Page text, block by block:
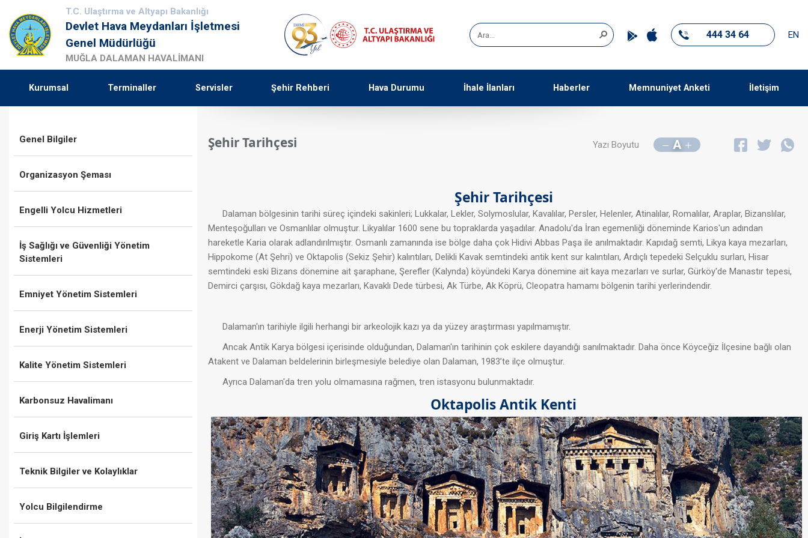
T.C. Ulaştırma ve Altyapı Bakanlığı
Devlet Hava Meydanları İşletmesi
Genel Müdürlüğü
MUĞLA DALAMAN HAVALİMANI
444 34 64 EN
Kurumsal Terminaller Servisler Şehir Rehberi Hava Durumu İhale İlanları Haberler Memnuniyet Anketi İletişim
Genel Bilgiler
Organizasyon Şeması
Engelli Yolcu Hizmetleri
İş Sağlığı ve Güvenliği Yönetim
Sistemleri
Emniyet Yönetim Sistemleri
Enerji Yönetim Sistemleri
Kalite Yönetim Sistemleri
Karbonsuz Havalimanı
Giriş Kartı İşlemleri
Teknik Bilgiler ve Kolaylıklar
Yolcu Bilgilendirme
Şehir Tarihçesi Yazı Boyutu A
Şehir Tarihçesi
Dalaman bölgesinin tarihi süreç içindeki sakinleri; Lukkalar, Lekler, Solymoslular, Kavalılar, Persler, Helenler, Atinalılar, Romalılar, Araplar, Bizanslılar,
Menteşoğulları ve Osmanlılar olmuştur. Likyalılar 1600 sene bu topraklarda yaşadılar. Anadolu'da İran egemenliği döneminde Karios'un adından
hareketle Karia olarak adlandırılmıştır. Osmanlı zamanında ise bölge daha çok Hidivi Abbas Paşa ile anılmaktadır. Kapıdağ semti, Likya kaya mezarları,
Hippokome (At Şehri) ve Oktapolis (Sekiz Şehir) kalıntıları, Delikli Kavak semtindeki antik kent sur kalıntıları, Ardıçlı tepedeki Selçuklu surları, Hisar
semtindeki eski Bizans dönemine ait şaraphane, Şerefler (Kalynda) köyündeki Karya dönemine ait kaya mezarları ve surlar, Gürköy'de Manastır tepesi,
Demirci çarşısı, Gökdağ kaya mezarları, Kavaklı Dede türbesi, Ak Türbe, Ak Köprü, Cleopatra hamamı bölgenin tarihi yerlerindendir.
Dalaman'ın tarihiyle ilgili herhangi bir arkeolojik kazı ya da yüzey araştırması yapılmamıştır.
Ancak Antik Karya bölgesi içerisinde olduğundan, Dalaman'ın tarihinin çok eskilere dayandığı sanılmaktadır. Daha önce Köyceğiz İlçesine bağlı olan
Atakent ve Dalaman beldelerinin birleşmesiyle belediye olan Dalaman, 1983’te ilçe olmuştur.
Ayrıca Dalaman'da tren yolu olmamasına rağmen, tren istasyonu bulunmaktadır.
Oktapolis Antik Kenti